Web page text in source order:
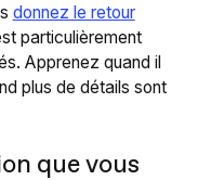
donnez le retour
particulièrement
Apprenez quand il
plus de détails sont
que vous